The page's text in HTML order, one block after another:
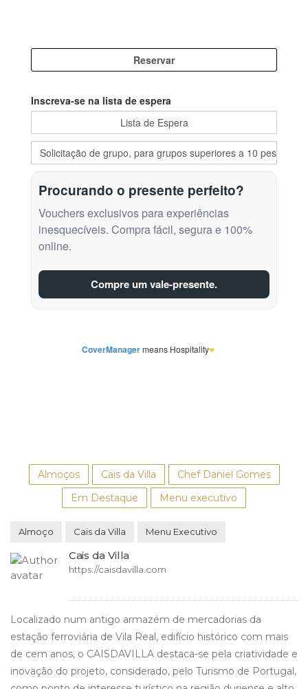
Almoços Cais da Villa
Chef Daniel Gomes
Em Destaque
Menu executivo
Almoço Cais da Villa Menu Executivo
Cais da Villa
https://caisdavilla.com
Localizado num antigo armazém de mercadorias da
estação ferroviária de Vila Real, edifício histórico com mais
de cem anos, o CAISDAVILLA destaca-se pela criatividade e
inovação do projeto, considerado, pelo Turismo de Portugal,